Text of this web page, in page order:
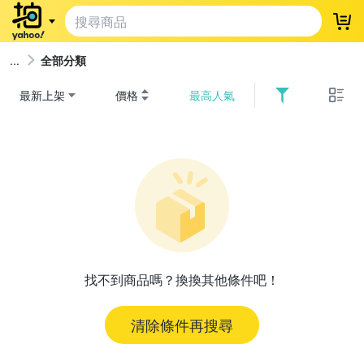
登
全部分類
最新上架 價格 最高人氣
找不到商品嗎？換換其他條件吧！
清除條件再搜尋